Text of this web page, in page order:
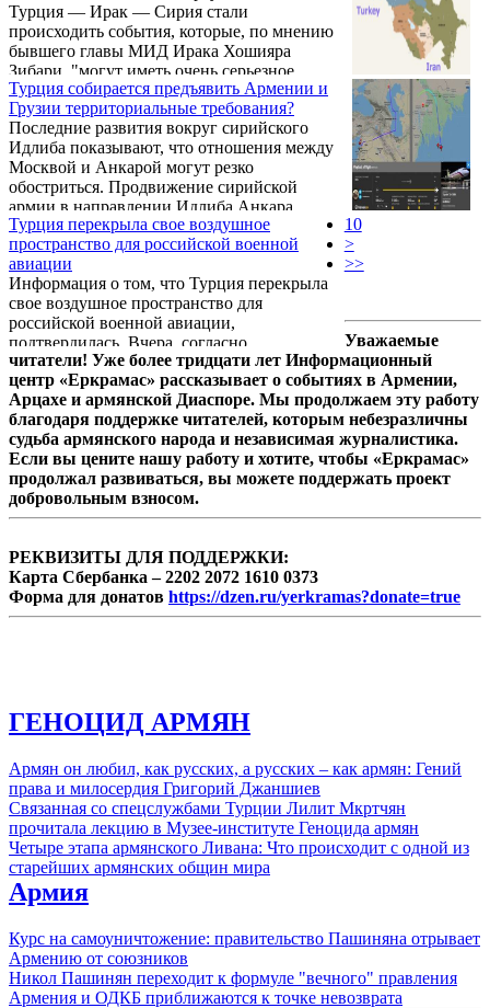
Турция — Ирак — Сирия стали
происходить события, которые, по мнению
бывшего главы МИД Ирака Хошияра
Зибари, "могут иметь очень серьезное
геополитическое развитие". Министр
обороны Турции Хулуси Акар "вдруг"
заявил, что Анкара "вновь намерена
перейти к осуществлению военных
операций на территории сирийской
провинции Идлиб".
Турция собирается предъявить Армении и
Грузии территориальные требования?
Последние развития вокруг сирийского
Идлиба показывают, что отношения между
Москвой и Анкарой могут резко
обостриться. Продвижение сирийской
армии в направлении Идлиба Анкара
расценила как грубое нарушение
астанинских договоренностей, которым
должны дать оценку Москва и Тегеран. В
свою очередь, они фактически поддержали
эти действия Асада, мотивируя это тем, что
именно Анкара не выполняет свою
договоренность и не отделяет умеренных
оппозиционеров в этом регионе от
террористов.
Турция перекрыла свое воздушное
пространство для российской военной
авиации
Информация о том, что Турция перекрыла
свое воздушное пространство для
российской военной авиации,
подтвердилась. Вчера, согласно
общедоступным мониторинговым
ресурсам, тало известно, что Анкара
запретила пролет военно-транспортному
самолету Ту-154 ВКС РФ и двум
бомбардировщикам Су-24М. Кроме того,
также не разрешен вход в воздушное
пространство самолету Росгвардии.
10
>
>>
Уважаемые
читатели! Уже более тридцати лет Информационный
центр «Еркрамас» рассказывает о событиях в Армении,
Арцахе и армянской Диаспоре. Мы продолжаем эту работу
благодаря поддержке читателей, которым небезразличны
судьба армянского народа и независимая журналистика.
Если вы цените нашу работу и хотите, чтобы «Еркрамас»
продолжал развиваться, вы можете поддержать проект
добровольным взносом.
РЕКВИЗИТЫ ДЛЯ ПОДДЕРЖКИ:
Карта Сбербанка – 2202 2072 1610 0373
Форма для донатов https://dzen.ru/yerkramas?donate=true
ГЕНОЦИД АРМЯН
Армян он любил, как русских, а русских – как армян: Гений
права и милосердия Григорий Джаншиев
Связанная со спецслужбами Турции Лилит Мкртчян
прочитала лекцию в Музее-институте Геноцида армян
Четыре этапа армянского Ливана: Что происходит с одной из
старейших армянских общин мира
Армия
Курс на самоуничтожение: правительство Пашиняна отрывает
Армению от союзников
Никол Пашинян переходит к формуле "вечного" правления
Армения и ОДКБ приближаются к точке невозврата